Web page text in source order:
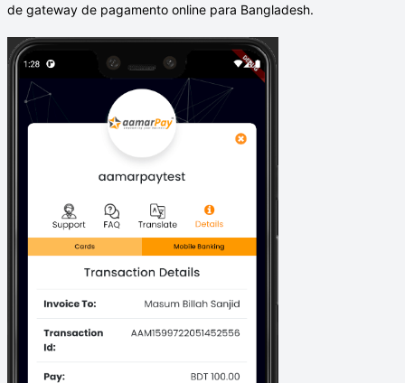
de gateway de pagamento online para Bangladesh.